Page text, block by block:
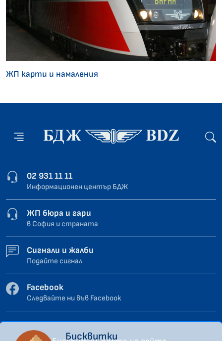
ЖП карти и намаления
02 931 11 11
Информационен център БДЖ
ЖП бюра и гари
в София и страната
Сигнали и жалби
Подайте сигнал
Facebook
Следвайте ни във Facebook
Бисквитки